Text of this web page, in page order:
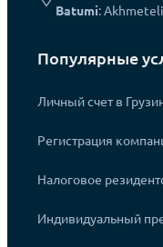
Batumi:
Популярные
Личный счет в
Регистрация
Налоговое
Индивидуальный